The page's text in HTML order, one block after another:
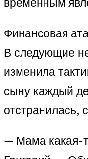
Финансовая
В следующие
изменила
сыну каждый
отстранилась,
— Мама какая-